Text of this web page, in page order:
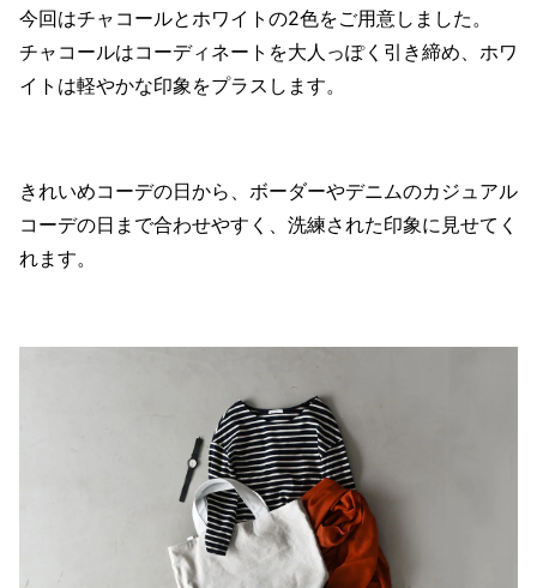
今回はチャコールとホワイトの2色をご用意しました。
チャコールはコーディネートを大人っぽく引き締め、ホワ
イトは軽やかな印象をプラスします。
きれいめコーデの日から、ボーダーやデニムのカジュアル
コーデの日まで合わせやすく、洗練された印象に見せてく
れます。